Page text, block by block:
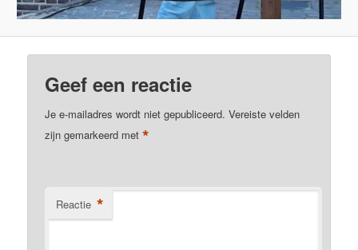
Geef een reactie
Je e-mailadres wordt niet gepubliceerd. Vereiste velden
zijn gemarkeerd met*
Reactie *